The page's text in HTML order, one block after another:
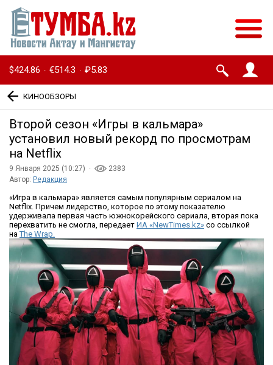
$424.86 · €514.3 · ₽5.83
КИНООБЗОРЫ
Второй сезон «Игры в кальмара»
установил новый рекорд по просмотрам
на Netflix
9 Января 2025 (10:27) ·
2383
Автор: Редакция
«Игра в кальмара» является самым популярным сериалом на
Netflix. Причем лидерство, которое по этому показателю
удерживала первая часть южнокорейского сериала, вторая пока
перехватить не смогла, передает ИА «NewTimes.kz» со ссылкой
наThe Wrap.